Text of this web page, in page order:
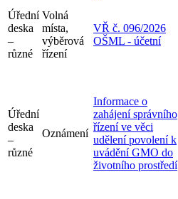
Úřední
deska
–
různé
Volná
místa,
výběrová
řízení
VŘ č. 096/2026
OŠML - účetní
Úřední
deska
–
různé
Oznámení
Informace o
zahájení správního
řízení ve věci
udělení povolení k
uvádění GMO do
životního prostředí